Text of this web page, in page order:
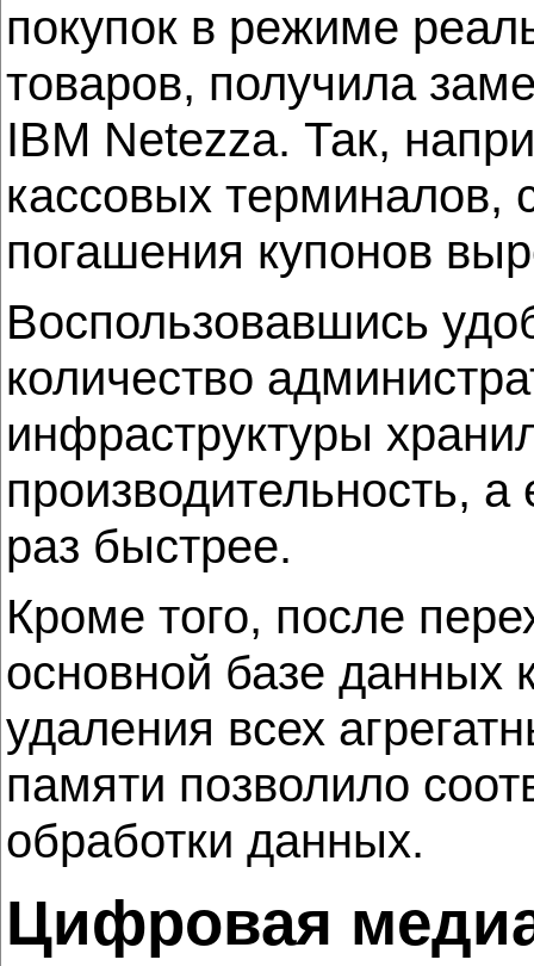
покупок в режиме
товаров, получила
IBM Netezza. Так,
кассовых терминалов,
погашения купонов
Воспользовавшись
количество
инфраструктуры
производительность,
раз быстрее.
Кроме того, после
основной базе данных
удаления всех
памяти позволило
обработки данных.
Цифровая